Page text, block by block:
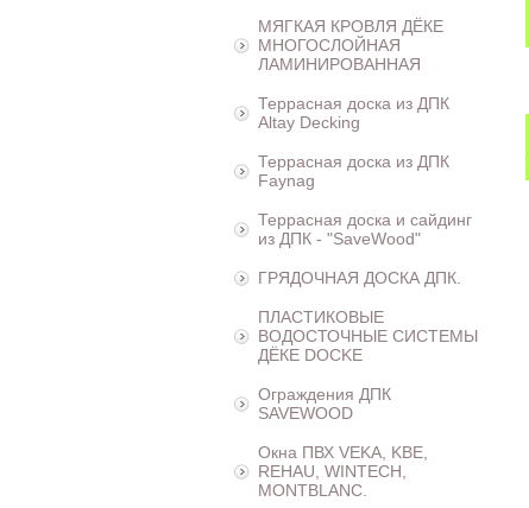
МЯГКАЯ КРОВЛЯ ДЁКЕ
МНОГОСЛОЙНАЯ
ЛАМИНИРОВАННАЯ
Террасная доска из ДПК
Altay Decking
Террасная доска из ДПК
Faynag
Террасная доска и сайдинг
из ДПК - "SaveWood"
ГРЯДОЧНАЯ ДОСКА ДПК.
ПЛАСТИКОВЫЕ
ВОДОСТОЧНЫЕ СИСТЕМЫ
ДЁКЕ DOCKE
Ограждения ДПК
SAVEWOOD
Окна ПВХ VEKA, KBE,
REHAU, WINTECH,
MONTBLANC.